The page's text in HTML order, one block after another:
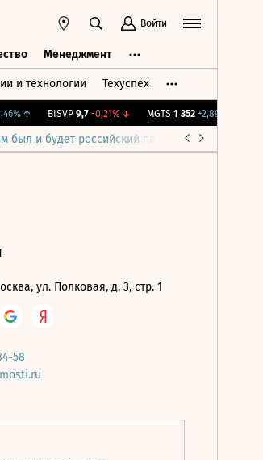
Войти
Менеджмент
и технологии Техуспех
↑ BISVP 9,7 -0,21%↓ MGTS 1 352 +2,89%
был и будет российский парламент
ул. Полковая, д. 3, стр. 1
58